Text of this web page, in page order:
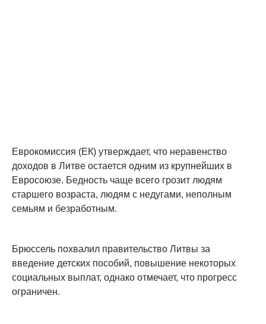
Еврокомиссия (ЕК) утверждает, что неравенство
доходов в Литве остается одним из крупнейших в
Евросоюзе. Бедность чаще всего грозит людям
старшего возраста, людям с недугами, неполным
семьям и безработным.
Брюссель похвалил правительство Литвы за
введение детских пособий, повышение некоторых
социальных выплат, однако отмечает, что прогресс
ограничен.